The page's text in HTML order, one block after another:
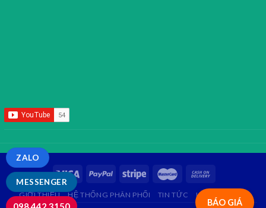
BÁO GIÁ
GIỚI THIỆU HỆ THỐNG PHÂN PHỐI TIN TỨC LIÊN HỆ
MESSENGER
ZALO